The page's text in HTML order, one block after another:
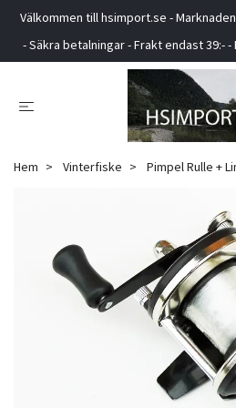
Välkommen till hsimport.se -
- Säkra betalningar - Frakt endast 39:-
Hem Vinterfiske Pimpel Rulle +